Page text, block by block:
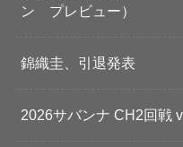
ン プレビュー）
錦織圭、引退発表
2026サバンナ CH2回戦